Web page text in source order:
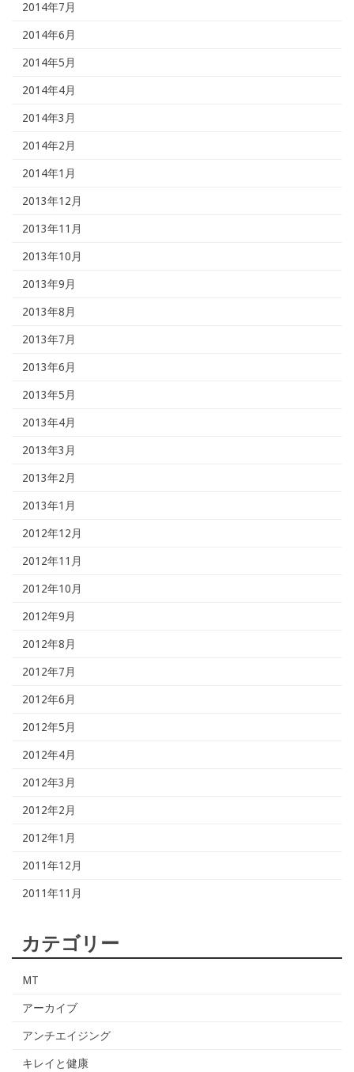
2014年7月
2014年6月
2014年5月
2014年4月
2014年3月
2014年2月
2014年1月
2013年12月
2013年11月
2013年10月
2013年9月
2013年8月
2013年7月
2013年6月
2013年5月
2013年4月
2013年3月
2013年2月
2013年1月
2012年12月
2012年11月
2012年10月
2012年9月
2012年8月
2012年7月
2012年6月
2012年5月
2012年4月
2012年3月
2012年2月
2012年1月
2011年12月
2011年11月
カテゴリー
MT
アーカイブ
アンチエイジング
キレイと健康